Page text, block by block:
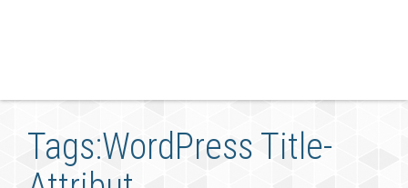
Tags:WordPress Title-